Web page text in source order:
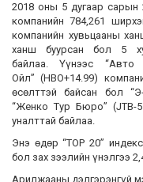
2018 оны 5 дугаар сарын
компанийн 784,261
компанийн хувьцааны
ханш буурсан бол 5
байлаа. Үүнээс
Ойл” (HBO+14.99)
өсөлттэй байсан бол
“Женко Тур Бюро” (JTB-
уналттай байлаа.
Энэ өдөр “TOP 20”
бол зах зээлийн үнэлгээ
Арилжааны дэлгэрэнгүй